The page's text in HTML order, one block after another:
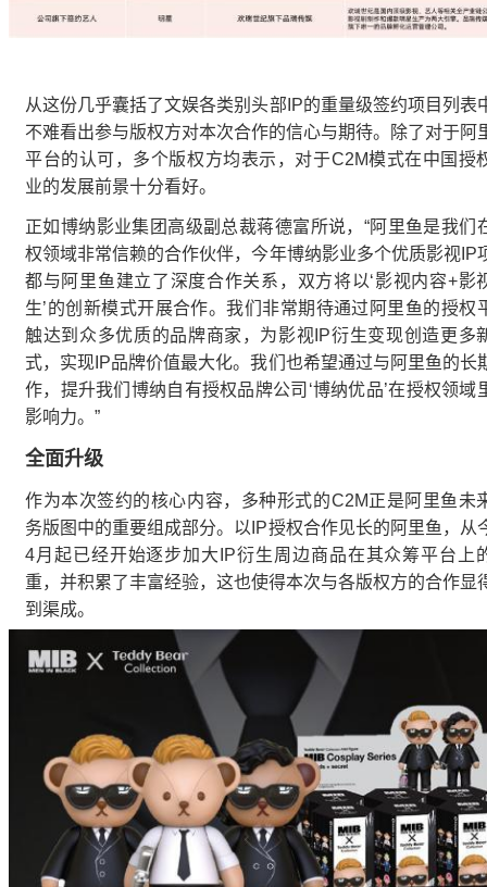
从这份几乎囊括了文娱各类别头部IP的重量级签约项目列表
不难看出参与版权方对本次合作的信心与期待。除了对于阿
平台的认可，多个版权方均表示，对于C2M模式在中国授
业的发展前景十分看好。
正如博纳影业集团高级副总裁蒋德富所说，“阿里鱼是我们
权领域非常信赖的合作伙伴，今年博纳影业多个优质影视IP
都与阿里鱼建立了深度合作关系，双方将以‘影视内容+影
生’的创新模式开展合作。我们非常期待通过阿里鱼的授权
触达到众多优质的品牌商家，为影视IP衍生变现创造更多
式，实现IP品牌价值最大化。我们也希望通过与阿里鱼的长
作，提升我们博纳自有授权品牌公司‘博纳优品’在授权领域
影响力。”
全面升级
作为本次签约的核心内容，多种形式的C2M正是阿里鱼未
务版图中的重要组成部分。以IP授权合作见长的阿里鱼，从
4月起已经开始逐步加大IP衍生周边商品在其众筹平台上
重，并积累了丰富经验，这也使得本次与各版权方的合作显
到渠成。